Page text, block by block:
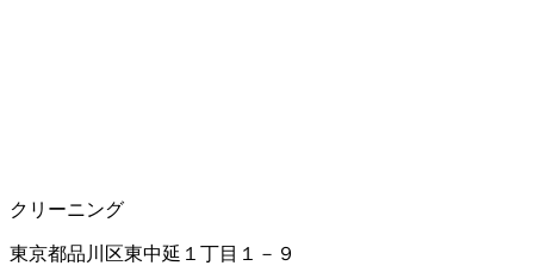
クリーニング
東京都品川区東中延１丁目１－９